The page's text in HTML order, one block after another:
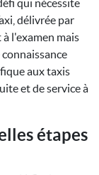
qui nécessite
délivrée par
l'examen mais
aux taxis
et de service à
étapes